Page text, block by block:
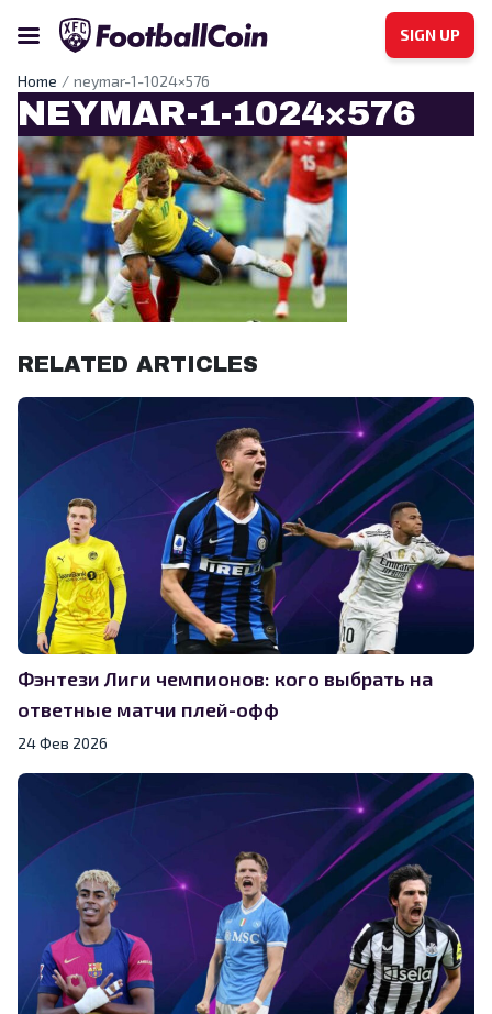
SIGN UP
Home neymar-1-1024×576
NEYMAR-1-1024×576
RELATED ARTICLES
Фэнтези Лиги чемпионов: кого выбрать на
ответные матчи плей-офф
24 Фев 2026